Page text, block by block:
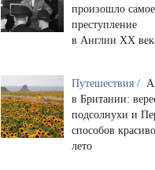
произошло самое
преступление
в Англии XX
Путешествия /
в Британии:
подсолнухи и
способов
лето